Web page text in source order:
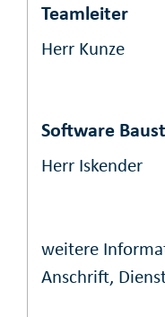
Teamleiter
Herr Kunze
Software
Herr Iskender
weitere
Anschrift,